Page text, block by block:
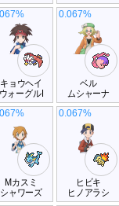
キョウヘイ
ウォーグルI
ベル
ムシャーナ
0.067%
Mカスミ
シャワーズ
ヒビキ
ヒノアラシ
0.067%